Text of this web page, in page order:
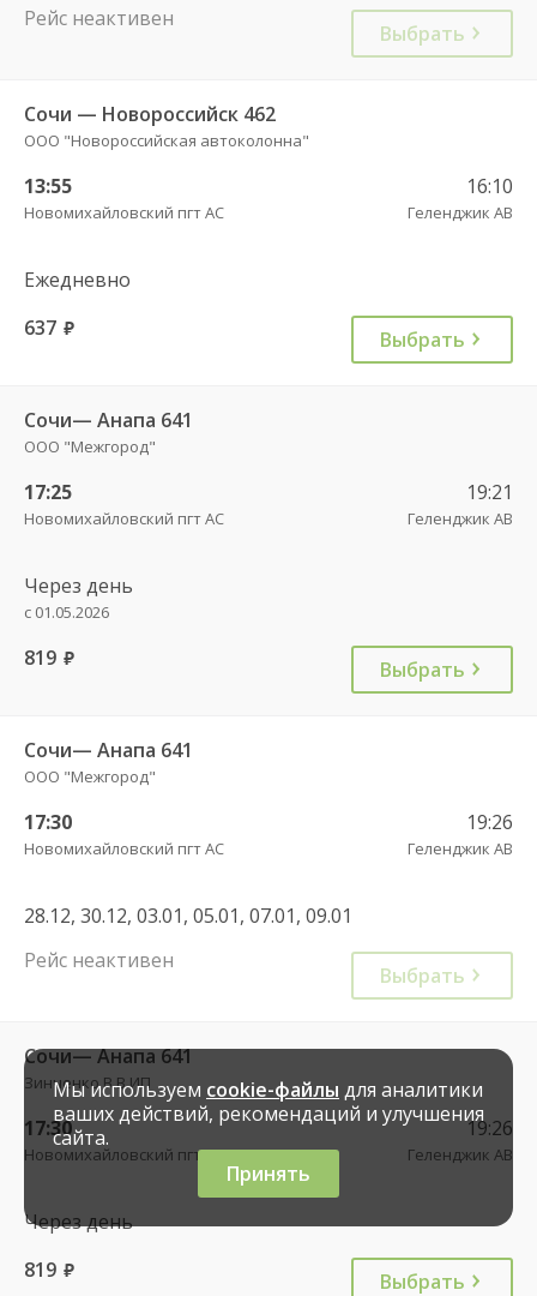
Рейс неактивен
Выбрать
Сочи — Новороссийск 462
ООО "Новороссийская автоколонна"
13:55
Новомихайловский пгт АС
16:10
Геленджик АВ
Ежедневно
637 руб. Выбрать
Сочи— Анапа 641
ООО "Межгород"
17:25
Новомихайловский пгт АС
19:21
Геленджик АВ
Через день
с 01.05.2026
819 руб. Выбрать
Сочи— Анапа 641
ООО "Межгород"
17:30
Новомихайловский пгт АС
19:26
Геленджик АВ
28.12, 30.12, 03.01, 05.01, 07.01, 09.01
Рейс неактивен
Выбрать
Сочи— Анапа 641
Зинченко В.В.ИП
17:30
Новомихайловский пгт АС
19:26
Геленджик АВ
Через день
819 руб. Выбрать
Мы используем cookie-файлы для аналитики
ваших действий, рекомендаций и улучшения
сайта.
Принять